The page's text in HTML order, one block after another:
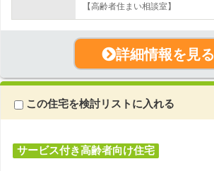
【高齢者住まい相談室】
詳細情報を見る
この住宅を検討リストに入れる
サービス付き高齢者向け住宅